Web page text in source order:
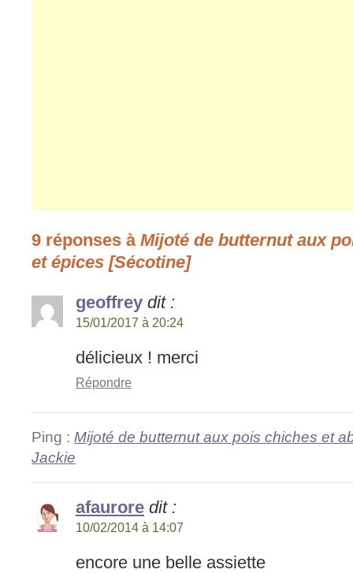
9 réponses à Mijoté de butternut aux
et épices [Sécotine]
geoffrey dit :
15/01/2017 à 20:24
délicieux ! merci
Répondre
Ping : Mijoté de butternut aux pois chiches et
Jackie
afaurore dit :
10/02/2014 à 14:07
encore une belle assiette